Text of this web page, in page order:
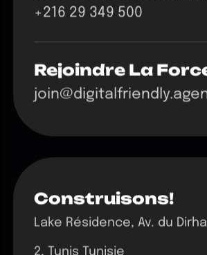
+216 29 349 500
Rejoindre La
Construisons!
Lake Résidence, Av. du
2, Tunis Tunisie